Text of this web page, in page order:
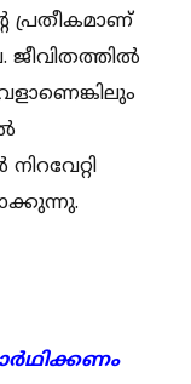
പ്രതീകമാണ്